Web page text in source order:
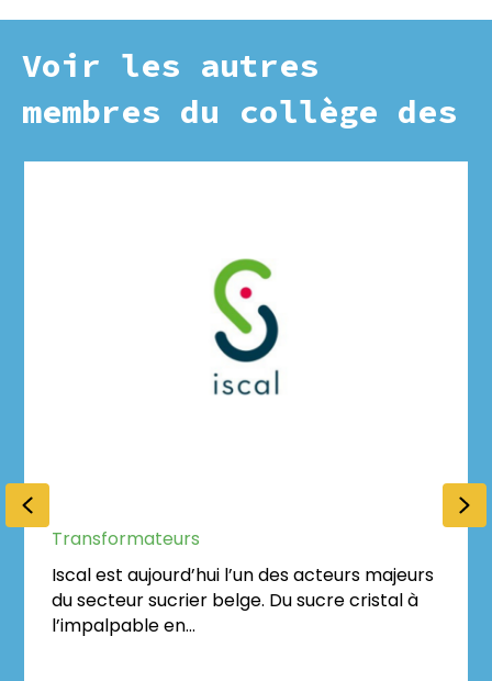
Voir les autres
membres du collège des
Transformateurs
Iscal est aujourd’hui l’un des acteurs majeurs
du secteur sucrier belge. Du sucre cristal à
l’impalpable en…
Previous